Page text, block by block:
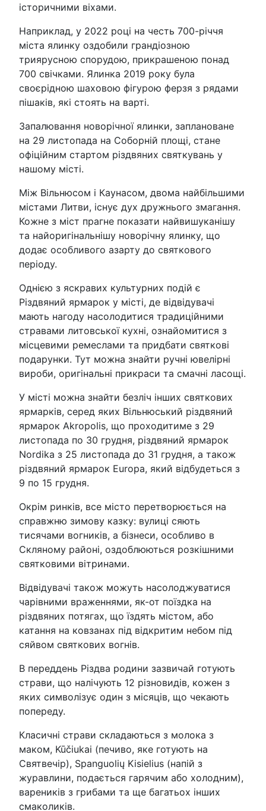
історичними віхами.
Наприклад, у 2022 році на честь 700-річчя
міста ялинку оздобили грандіозною
триярусною спорудою, прикрашеною понад
700 свічками. Ялинка 2019 року була
своєрідною шаховою фігурою ферзя з рядами
пішаків, які стоять на варті.
Запалювання новорічної ялинки, заплановане
на 29 листопада на Соборній площі, стане
офіційним стартом різдвяних святкувань у
нашому місті.
Між Вільнюсом і Каунасом, двома найбільшими
містами Литви, існує дух дружнього змагання.
Кожне з міст прагне показати найвишуканішу
та найоригінальнішу новорічну ялинку, що
додає особливого азарту до святкового
періоду.
Однією з яскравих культурних подій є
Різдвяний ярмарок у місті, де відвідувачі
мають нагоду насолодитися традиційними
стравами литовської кухні, ознайомитися з
місцевими ремеслами та придбати святкові
подарунки. Тут можна знайти ручні ювелірні
вироби, оригінальні прикраси та смачні ласощі.
У місті можна знайти безліч інших святкових
ярмарків, серед яких Вільнюський різдвяний
ярмарок Akropolis, що проходитиме з 29
листопада по 30 грудня, різдвяний ярмарок
Nordika з 25 листопада до 31 грудня, а також
різдвяний ярмарок Europa, який відбудеться з
9 по 15 грудня.
Окрім ринків, все місто перетворюється на
справжню зимову казку: вулиці сяють
тисячами вогників, а бізнеси, особливо в
Скляному районі, оздоблюються розкішними
святковими вітринами.
Відвідувачі також можуть насолоджуватися
чарівними враженнями, як-от поїздка на
різдвяних потягах, що їздять містом, або
катання на ковзанах під відкритим небом під
сяйвом святкових вогнів.
В переддень Різдва родини зазвичай готують
страви, що налічують 12 різновидів, кожен з
яких символізує один з місяців, що чекають
попереду.
Класичні страви складаються з молока з
маком, Kūčiukai (печиво, яке готують на
Святвечір), Spanguolių Kisielius (напій з
журавлини, подається гарячим або холодним),
вареників з грибами та ще багатьох інших
смаколиків.